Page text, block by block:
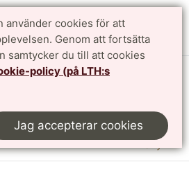
använder cookies för att
Genom att fortsätta
samtycker du till att cookies
policy (på LTH:s
Jag accepterar cookies
designvetenskaper
Högskola
Meny